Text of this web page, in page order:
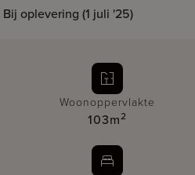
Bij oplevering (1 juli '25)
Woonoppervlakte
103m2